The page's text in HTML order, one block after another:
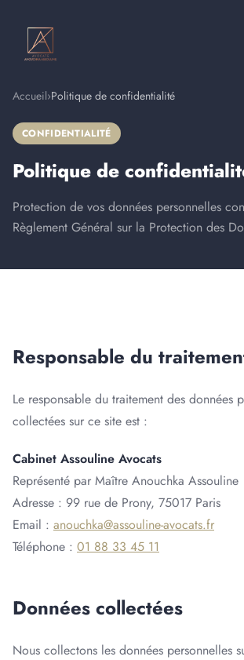
Accueil›Politique de confidentialité
CONFIDENTIALITÉ
Politique de
Protection de vos données personnelles
Règlement Général sur la Protection des
Responsable du
Le responsable du traitement des données
collectées sur ce site est :
Cabinet Assouline Avocats
Représenté par Maître Anouchka Assouline
Adresse : 99 rue de Prony, 75017 Paris
Email : anouchka@assouline-avocats.fr
Téléphone : 01 88 33 45 11
Données collectées
Nous collectons les données personnelles